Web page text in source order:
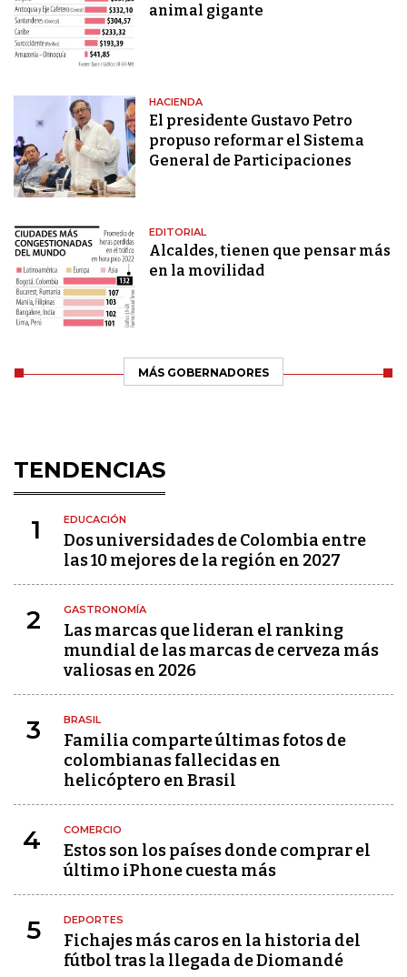
animal gigante
HACIENDA
El presidente Gustavo Petro
propuso reformar el Sistema
General de Participaciones
EDITORIAL
Alcaldes, tienen que pensar más
en la movilidad
MÁS GOBERNADORES
TENDENCIAS
1 EDUCACIÓN
Dos universidades de Colombia entre
las 10 mejores de la región en 2027
2 GASTRONOMÍA
Las marcas que lideran el ranking
mundial de las marcas de cerveza más
valiosas en 2026
3 BRASIL
Familia comparte últimas fotos de
colombianas fallecidas en
helicóptero en Brasil
4 COMERCIO
Estos son los países donde comprar el
último iPhone cuesta más
5 DEPORTES
Fichajes más caros en la historia del
fútbol tras la llegada de Diomandé